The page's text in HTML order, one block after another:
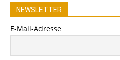
NEWSLETTER
E-Mail-Adresse